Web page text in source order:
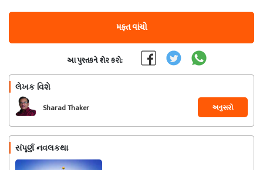
મફત વાંચો
આ પુસ્તકને શેર કરો:
લેખક વિશે
Sharad Thaker અનુસરો
સંપૂર્ણ નવલકથા